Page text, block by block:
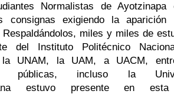
Normalistas de Ayotzinapa
consignas exigiendo la
Respaldándolos, miles y miles de
del Instituto Politécnico
la UNAM, la UAM, a UACM,
públicas, incluso la
estuvo presente en